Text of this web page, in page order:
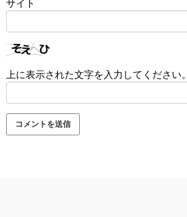
サイト
上に表示された文字を入力してください。